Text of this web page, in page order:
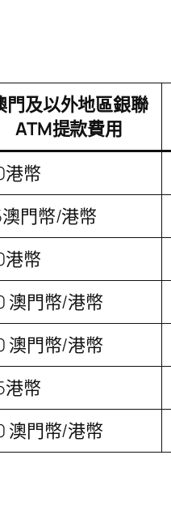
門及以外地區銀聯
ATM提款費用
港幣
澳門幣/港幣
港幣
澳門幣/港幣
澳門幣/港幣
港幣
澳門幣/港幣